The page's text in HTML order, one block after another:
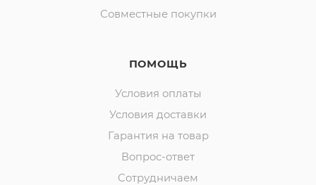
Совместные покупки
ПОМОЩЬ
Условия оплаты
Условия доставки
Гарантия на товар
Вопрос-ответ
Сотрудничаем